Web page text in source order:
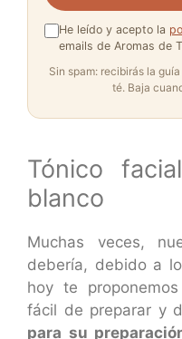
He leído y acepto la
emails de Aromas de
Sin spam: recibirás la
té. Baja
Tónico
blanco
Muchas veces,
debería, debido a
hoy te
fácil de preparar y
para su